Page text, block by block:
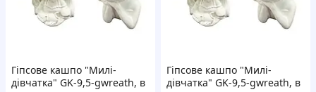
Гіпсове кашпо "Милі-
дівчатка" GK-9,5-gwreath, в
Гіпсове кашпо "Милі-
дівчатка" GK-9,5-gwreath, в